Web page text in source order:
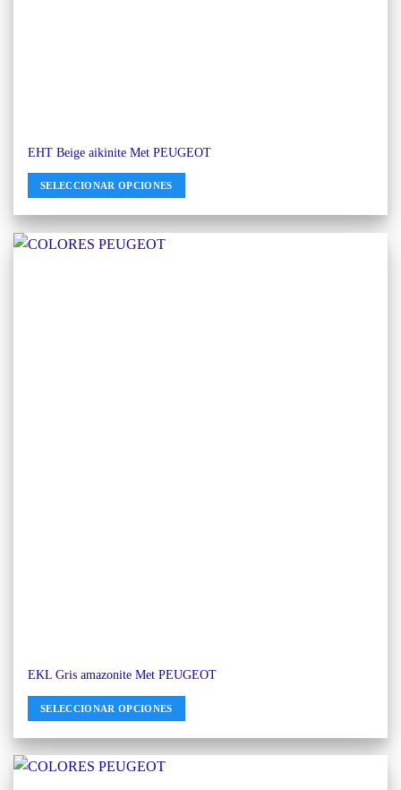
EHT Beige aikinite Met PEUGEOT
SELECCIONAR OPCIONES
EKL Gris amazonite Met PEUGEOT
SELECCIONAR OPCIONES